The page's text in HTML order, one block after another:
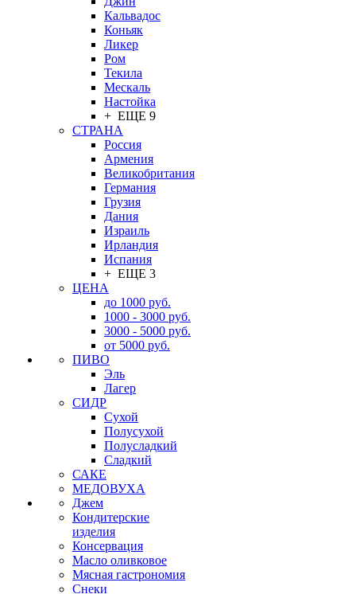
Кальвадос
Коньяк
Ликер
Ром
Текила
Мескаль
Настойка
+ ЕЩЕ 9
СТРАНА
Россия
Армения
Великобритания
Германия
Грузия
Дания
Израиль
Ирландия
Испания
+ ЕЩЕ 3
ЦЕНА
до 1000 руб.
1000 - 3000 руб.
3000 - 5000 руб.
от 5000 руб.
ПИВО
Эль
Лагер
СИДР
Сухой
Полусухой
Полусладкий
Сладкий
САКЕ
МЕДОВУХА
Джем
Кондитерские
изделия
Консервация
Масло оливковое
Мясная гастрономия
Снеки